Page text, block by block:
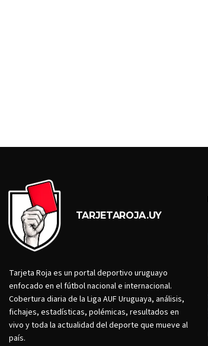
TARJETAROJA.UY
Tarjeta Roja es un portal deportivo uruguayo
enfocado en el fútbol nacional e internacional.
Cobertura diaria de la Liga AUF Uruguaya, análisis,
fichajes, estadísticas, polémicas, resultados en
vivo y toda la actualidad del deporte que mueve al
país.